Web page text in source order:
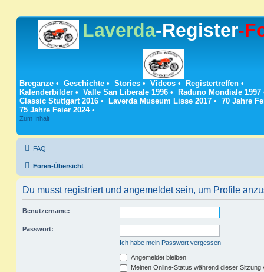
Laverda-Register-
Breganze • Geschichte • Stories • Videos • Registertreffen •
Kalenderbilder • Valle San Liberale 1996 • Raduno Mondiale 1997
Classic Stuttgart 2016 • Laverda Museum Lisse 2017 • 70 Jahre
75 Jahre Feier 2024•
Zum Inhalt
FAQ
Foren-Übersicht
Du musst registriert und angemeldet sein, um Profile
Benutzername:
Passwort:
Ich habe mein Passwort vergessen
Angemeldet bleiben
Meinen Online-Status während dieser Sitzung